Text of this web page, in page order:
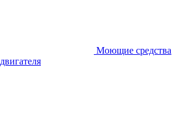
Моющие средства